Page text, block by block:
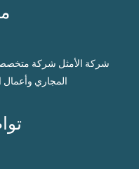
شركة الأمثل شركة
المجاري